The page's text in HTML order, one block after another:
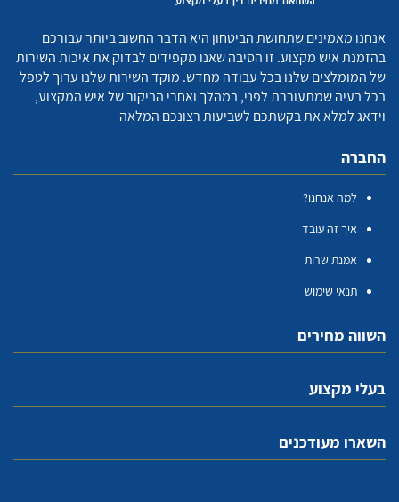
אנחנו מאמינים שתחושת הביטחון היא הדבר החשוב ביותר עבורכם
בהזמנת איש מקצוע. זו הסיבה שאנו מקפידים לבדוק את איכות השירות
של המומלצים שלנו בכל עבודה מחדש. מוקד השירות שלנו ערוך לטפל
בכל בעיה שמתעוררת לפני, במהלך ואחרי הביקור של איש המקצוע,
וידאג למלא את בקשתכם לשביעות רצונכם המלאה
החברה
למה אנחנו?
איך זה עובד
אמנת שרות
תנאי שימוש
השווה מחירים
בעלי מקצוע
השארו מעודכנים